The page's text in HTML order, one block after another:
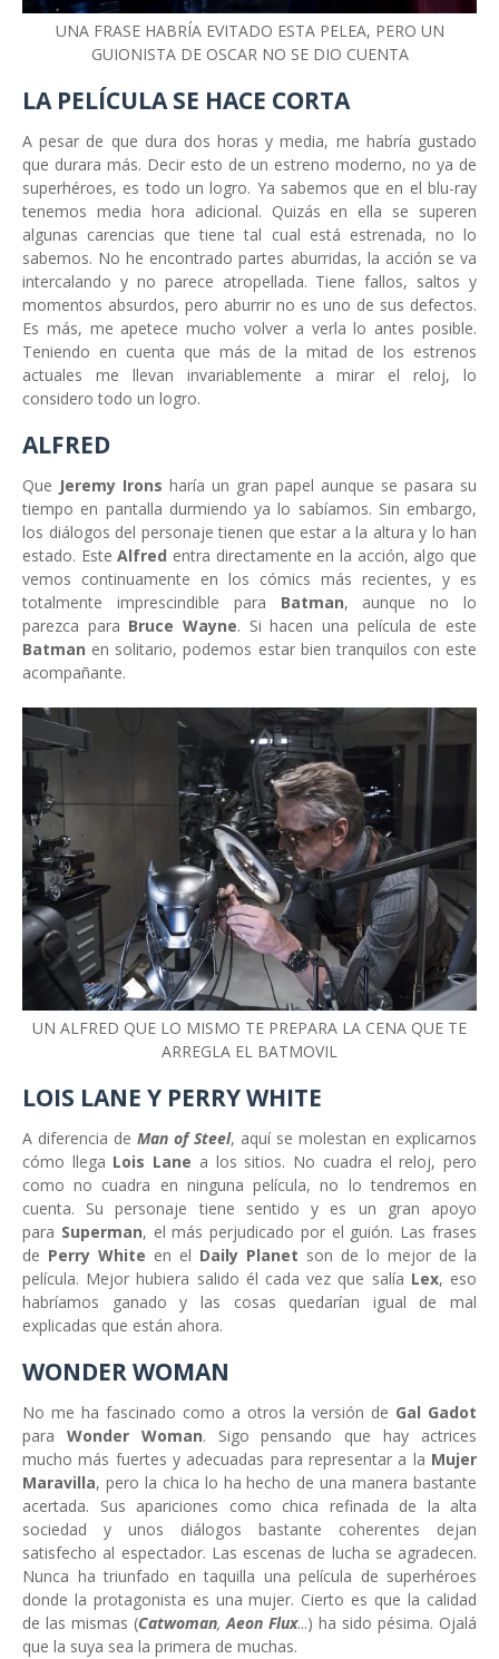
UNA FRASE HABRÍA EVITADO ESTA PELEA, PERO UN
GUIONISTA DE OSCAR NO SE DIO CUENTA
LA PELÍCULA SE HACE CORTA
A pesar de que dura dos horas y media, me habría gustado
que durara más. Decir esto de un estreno moderno, no ya de
superhéroes, es todo un logro. Ya sabemos que en el blu-ray
tenemos media hora adicional. Quizás en ella se superen
algunas carencias que tiene tal cual está estrenada, no lo
sabemos. No he encontrado partes aburridas, la acción se va
intercalando y no parece atropellada. Tiene fallos, saltos y
momentos absurdos, pero aburrir no es uno de sus defectos.
Es más, me apetece mucho volver a verla lo antes posible.
Teniendo en cuenta que más de la mitad de los estrenos
actuales me llevan invariablemente a mirar el reloj, lo
considero todo un logro.
ALFRED
Que Jeremy Irons haría un gran papel aunque se pasara su
tiempo en pantalla durmiendo ya lo sabíamos. Sin embargo,
los diálogos del personaje tienen que estar a la altura y lo han
estado. EsteAlfred entra directamente en la acción, algo que
vemos continuamente en los cómics más recientes, y es
totalmente imprescindible para Batman, aunque no lo
parezca para Bruce Wayne. Si hacen una película de este
Batman en solitario, podemos estar bien tranquilos con este
acompañante.
UN ALFRED QUE LO MISMO TE PREPARA LA CENA QUE TE
ARREGLA EL BATMOVIL
LOIS LANE Y PERRY WHITE
A diferencia de Man of Steel, aquí se molestan en explicarnos
cómo llega Lois Lane a los sitios. No cuadra el reloj, pero
como no cuadra en ninguna película, no lo tendremos en
cuenta. Su personaje tiene sentido y es un gran apoyo
para Superman, el más perjudicado por el guión. Las frases
de Perry White en el Daily Planet son de lo mejor de la
película. Mejor hubiera salido él cada vez que salía Lex, eso
habríamos ganado y las cosas quedarían igual de mal
explicadas que están ahora.
WONDER WOMAN
No me ha fascinado como a otros la versión de Gal Gadot
para Wonder Woman. Sigo pensando que hay actrices
mucho más fuertes y adecuadas para representar a la Mujer
Maravilla, pero la chica lo ha hecho de una manera bastante
acertada. Sus apariciones como chica refinada de la alta
sociedad y unos diálogos bastante coherentes dejan
satisfecho al espectador. Las escenas de lucha se agradecen.
Nunca ha triunfado en taquilla una película de superhéroes
donde la protagonista es una mujer. Cierto es que la calidad
de las mismas (Catwoman,Aeon Flux...) ha sido pésima. Ojalá
que la suya sea la primera de muchas.